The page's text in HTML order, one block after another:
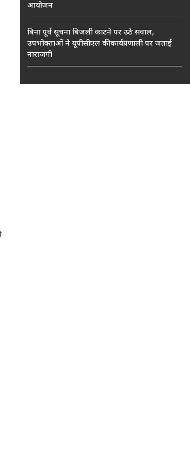
आयोजन
बिना पूर्व सूचना बिजली काटने पर उठे सवाल,
उपभोक्ताओं ने यूपीसीएल की कार्यप्रणाली पर जताई
नाराजगी